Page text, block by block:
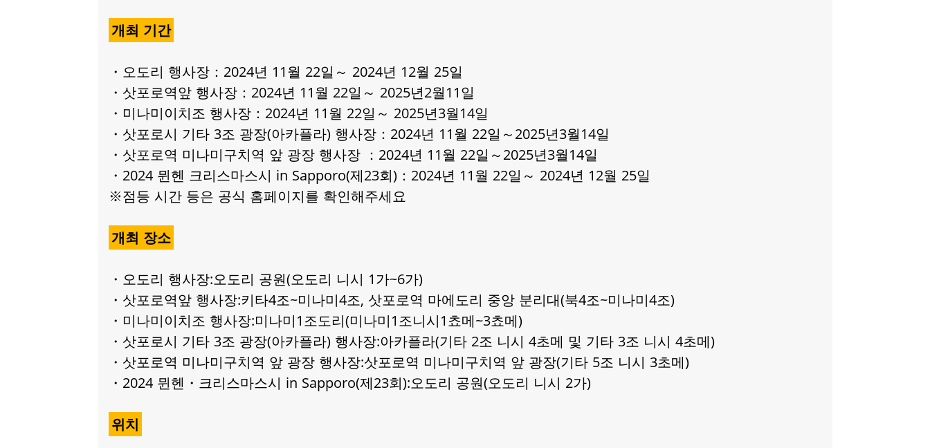
개최 기간
・오도리 행사장：2024년 11월 22일～ 2024년 12월 25일
・삿포로역앞 행사장：2024년 11월 22일～ 2025년2월11일
・미나미이치조 행사장：2024년 11월 22일～ 2025년3월14일
・삿포로시 기타 3조 광장(아카플라) 행사장：2024년 11월 22일～2025년3월14일
・삿포로역 미나미구치역 앞 광장 행사장 ：2024년 11월 22일～2025년3월14일
・2024 뮌헨 크리스마스시 in Sapporo(제23회)：2024년 11월 22일～ 2024년 12월 25일
※점등 시간 등은 공식 홈페이지를 확인해주세요
개최 장소
・오도리 행사장:오도리 공원(오도리 니시 1가~6가)
・삿포로역앞 행사장:키타4조~미나미4조, 삿포로역 마에도리 중앙 분리대(북4조~미나미4조)
・미나미이치조 행사장:미나미1조도리(미나미1조니시1쵸메~3쵸메)
・삿포로시 기타 3조 광장(아카플라) 행사장:아카플라(기타 2조 니시 4초메 및 기타 3조 니시 4초메)
・삿포로역 미나미구치역 앞 광장 행사장:삿포로역 미나미구치역 앞 광장(기타 5조 니시 3초메)
・2024 뮌헨・크리스마스시 in Sapporo(제23회):오도리 공원(오도리 니시 2가)
위치